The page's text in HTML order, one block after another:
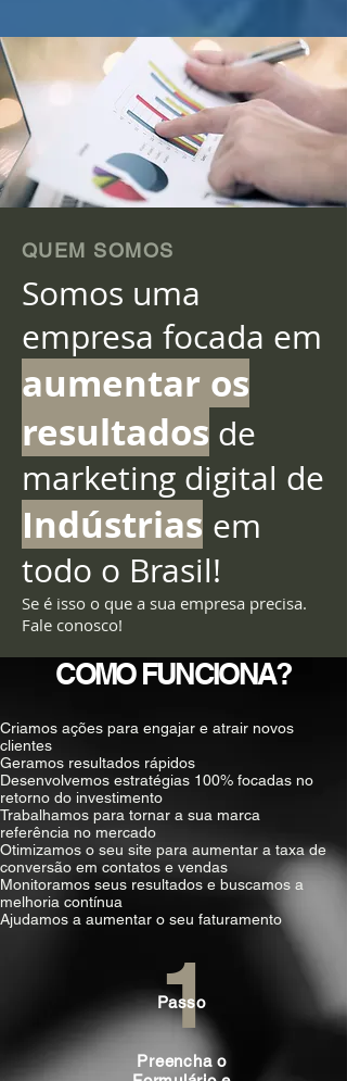
Marketing Industrial
Aumente o seu faturamento
em 10, 20, 30% ou mais!
QUEM SOMOS
Somos uma
empresa focada em
aumentar os
resultados de
marketing digital de
Indústrias em
todo o Brasil!
Se é isso o que a sua empresa precisa.
Fale conosco!
COMO FUNCIONA?
Criamos ações para engajar e atrair novos
clientes
Geramos resultados rápidos
Desenvolvemos estratégias 100% focadas no
retorno do investimento
Trabalhamos para tornar a sua marca
referência no mercado
Otimizamos o seu site para aumentar a taxa de
conversão em contatos e vendas
Monitoramos seus resultados e buscamos a
melhoria contínua
Ajudamos a aumentar o seu faturamento
1
Passo
Preencha o